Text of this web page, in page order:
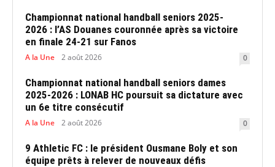
Championnat national handball seniors 2025-
2026 : l’AS Douanes couronnée après sa victoire
en finale 24-21 sur Fanos
A la Une 2 août 2026 0
Championnat national handball seniors dames
2025-2026 : LONAB HC poursuit sa dictature avec
un 6e titre consécutif
A la Une 2 août 2026 0
9 Athletic FC : le président Ousmane Boly et son
équipe prêts à relever de nouveaux défis